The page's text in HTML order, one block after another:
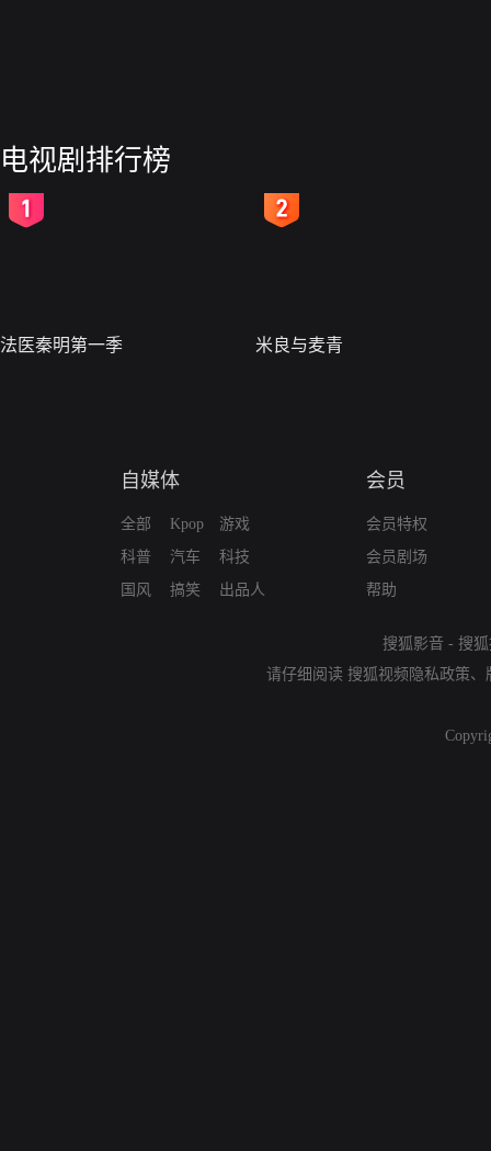
电视剧排行榜
法医秦明第一季 米良与麦青
自媒体
全部
科普
国风
Kpop
汽车
搞笑
游戏
科技
出品人
会员
会员特权
会员剧场
帮助
搜狐影音 - 搜
请仔细阅读 搜狐视频隐私政策、